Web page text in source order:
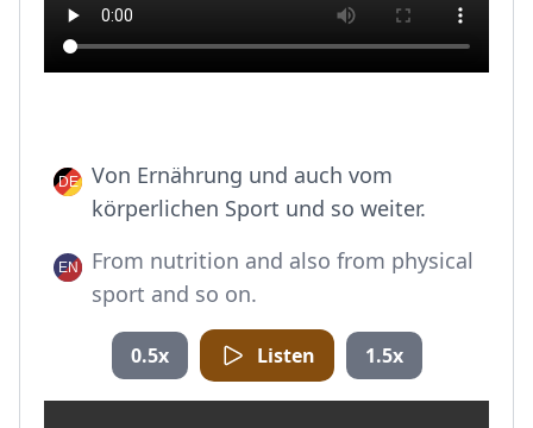
Von Ernährung und auch vom
körperlichen Sport und so weiter.
From nutrition and also from physical
sport and so on.
0.5x Listen 1.5x